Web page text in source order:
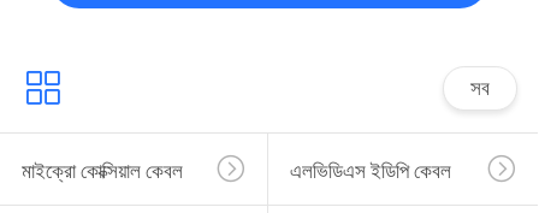
সব
মাইক্রো কোক্সিয়াল কেবল এলভিডিএস ইডিপি কেবল